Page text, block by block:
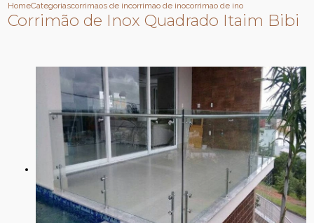
HomeCategoriascorrimaos de inoxcorrimao de inox para consultorio
corrimao de inox quadrado itaim
Corrimão de Inox Quadrado Itaim Bibi